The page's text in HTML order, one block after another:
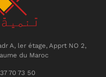
A, ler étage, Apprt NO 2,
du Maroc
70 73 50